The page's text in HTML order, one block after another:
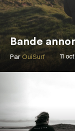
Bande
11
Par OuiSurf